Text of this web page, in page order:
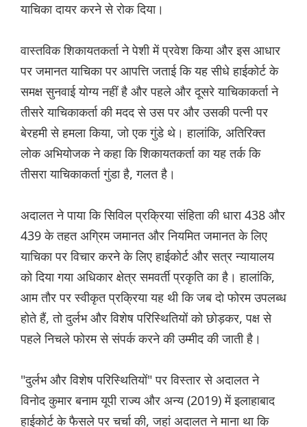
याचिका दायर करने से रोक दिया।
वास्तविक शिकायतकर्ता ने पेशी में प्रवेश किया और इस आधार
पर जमानत याचिका पर आपत्ति जताई कि यह सीधे हाईकोर्ट के
समक्ष सुनवाई योग्य नहीं है और पहले और दूसरे याचिकाकर्ता ने
तीसरे याचिकाकर्ता की मदद से उस पर और उसकी पत्नी पर
बेरहमी से हमला किया, जो एक गुंडे थे। हालांकि, अतिरिक्त
लोक अभियोजक ने कहा कि शिकायतकर्ता का यह तर्क कि
तीसरा याचिकाकर्ता गुंडा है, गलत है।
अदालत ने पाया कि सिविल प्रक्रिया संहिता की धारा 438 और
439 के तहत अग्रिम जमानत और नियमित जमानत के लिए
याचिका पर विचार करने के लिए हाईकोर्ट और सत्र न्यायालय
को दिया गया अधिकार क्षेत्र समवर्ती प्रकृति का है। हालांकि,
आम तौर पर स्वीकृत प्रक्रिया यह थी कि जब दो फोरम उपलब्ध
होते हैं, तो दुर्लभ और विशेष परिस्थितियों को छोड़कर, पक्ष से
पहले निचले फोरम से संपर्क करने की उम्मीद की जाती है।
"दुर्लभ और विशेष परिस्थितियों" पर विस्तार से अदालत ने
विनोद कुमार बनाम यूपी राज्य और अन्य (2019) में इलाहाबाद
हाईकोर्ट के फैसले पर चर्चा की, जहां अदालत ने माना था कि